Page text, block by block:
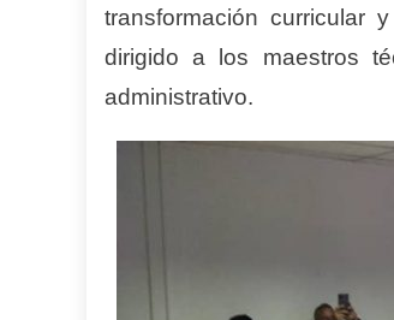
transformación curricular
dirigido a los maestros
administrativo.